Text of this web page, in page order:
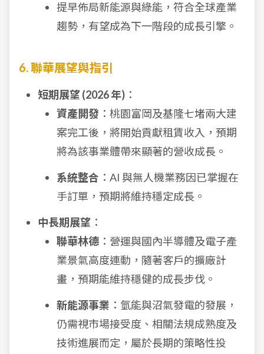
提早佈局新能源與綠能，符合全球產業
趨勢，有望成為下一階段的成長引擎。
6. 聯華展望與指引
短期展望 (2026 年) ：
資產開發 ：桃園富岡及基隆七堵兩大建
案完工後，將開始貢獻租賃收入，預期
將為該事業體帶來顯著的營收成長。
系統整合 ：AI 與無人機業務因已掌握在
手訂單，預期將維持穩定成長。
中長期展望 ：
聯華林德 ：營運與國內半導體及電子產
業景氣高度連動，隨著客戶的擴廠計
畫，預期能維持穩健的成長步伐。
新能源事業 ：氫能與沼氣發電的發展，
仍需視市場接受度、相關法規成熟度及
技術進展而定，屬於長期的策略性投